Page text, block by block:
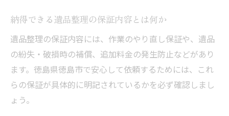
納得できる遺品整理の保証内容とは何か
遺品整理の保証内容には、作業のやり直し保証や、遺品
の紛失・破損時の補償、追加料金の発生防止などがあり
ます。徳島県徳島市で安心して依頼するためには、これ
らの保証が具体的に明記されているかを必ず確認しまし
ょう。